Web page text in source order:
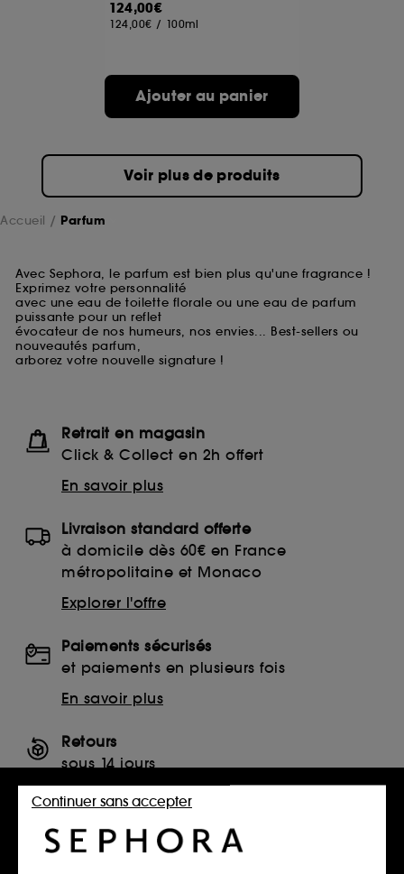
124,00€
124,00€ / 100ml
Ajouter au panier
Voir plus de produits
Accueil Parfum
Avec Sephora, le parfum est bien plus qu'une fragrance !
Exprimez votre personnalité
avec une eau de toilette florale ou une eau de parfum
puissante pour un reflet
évocateur de nos humeurs, nos envies... Best-sellers ou
nouveautés parfum,
arborez votre nouvelle signature !
Retrait en magasin
Click & Collect en 2h offert
En savoir plus
Livraison standard offerte
à domicile dès 60€ en France
métropolitaine et Monaco
Explorer l'offre
Paiements sécurisés
et paiements en plusieurs fois
En savoir plus
Retours
sous 14 jours
Retourner mon article
SERVICES, CONTACT ET CONDITIONS DES OFFRES
Continuer sans accepter